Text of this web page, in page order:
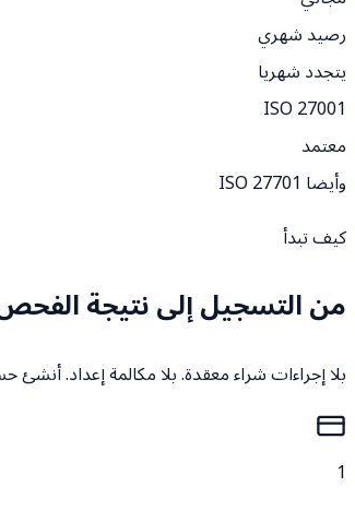
رصيد شهري
يتجدد شهريا
ISO 27001
معتمد
وأيضا ISO 27701
كيف تبدأ
من التسجيل إلى نتيجة
بلا إجراءات شراء معقدة. بلا مكالمة إعداد.
1